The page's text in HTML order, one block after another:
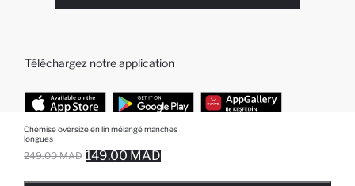
Chemise oversize en lin mélangé manches
longues
249.00 MAD 149.00 MAD
Téléchargez notre application
TOP CATÉGORIES